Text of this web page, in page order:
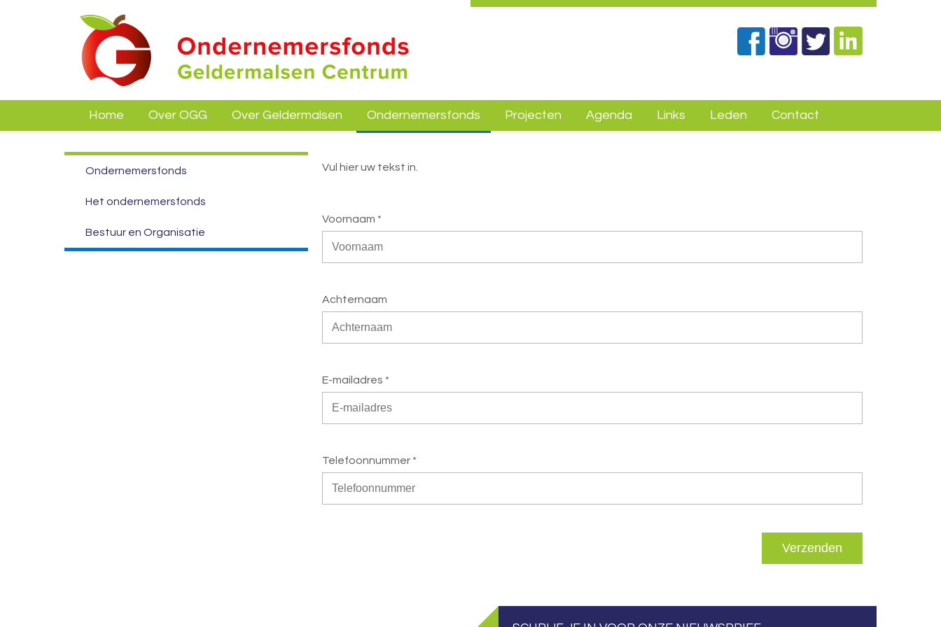
Home Over OGG Over Geldermalsen Ondernemersfonds Projecten Agenda Links Leden Contact
Ondernemersfonds
Het ondernemersfonds
Bestuur en Organisatie
Vul hier uw tekst in.
Voornaam *
Achternaam
E-mailadres *
Telefoonnummer *